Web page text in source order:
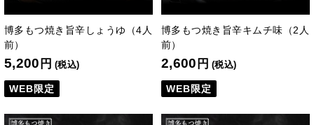
博多もつ焼き旨辛しょうゆ（4人
前）
5,200 円 (税込)
WEB限定
博多もつ焼き旨辛キムチ味（2人
前）
2,600 円 (税込)
WEB限定